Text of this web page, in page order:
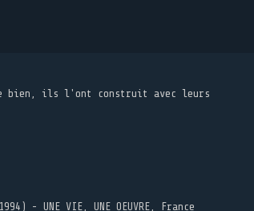
bien, ils l'ont construit avec leurs
- UNE VIE, UNE OEUVRE, France